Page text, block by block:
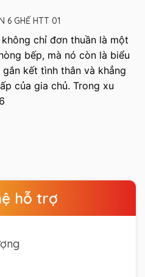
6 GHẾ HTT 01
chỉ đơn thuần là một
bếp, mà nó còn là biểu
kết tình thân và khẳng
của gia chủ. Trong xu
hỗ trợ